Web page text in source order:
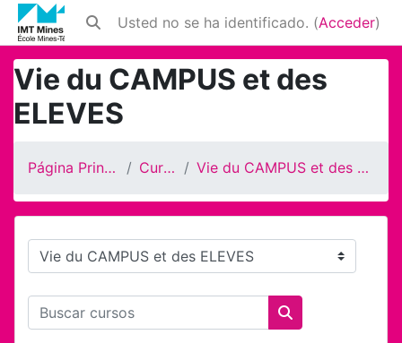
Salta al contenido principal
Selector de búsqueda de entrada
Usted no se ha identificado. (Acceder)
Vie du CAMPUS et des
ELEVES
Página Principal Cursos Vie du CAMPUS et des ELEVES
Categorías
Buscar cursos
Buscar cursos